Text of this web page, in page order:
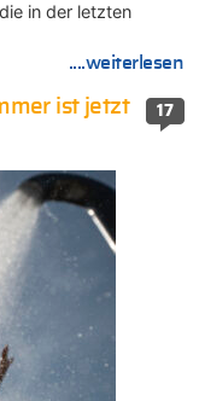
in der letzten
....weiterlesen
17
ist jetzt